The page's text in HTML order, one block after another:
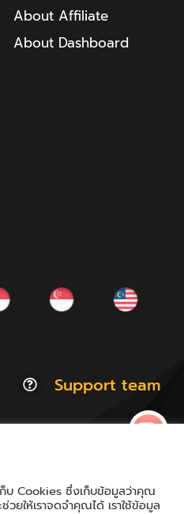
About Affiliate
About Dashboard
Support team
Rights Reserved
ก็บ Cookies ซึ่งเก็บข้อมูลว่าคุณ
วยให้เราจดจำคุณได้ เราใช้ข้อมูล